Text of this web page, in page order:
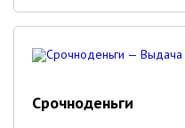
Срочноденьги